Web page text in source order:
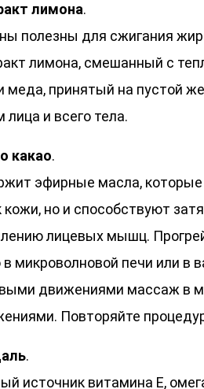
лимона.
полезны для сжигания
лимона, смешанный с
меда, принятый на пустой
лица и всего тела.
какао.
эфирные масла, которые
кожи, но и способствуют
лицевых мышц.
в микроволновой печи или в
движениями массаж в
Повторяйте
.
источник витамина Е,